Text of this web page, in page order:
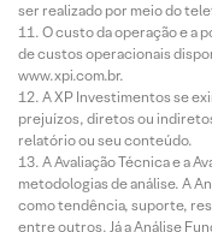
ser realizado por meio do
O custo da operação e a
de custos operacionais
www.xpi.com.br.
A XP Investimentos se
prejuízos, diretos ou
relatório ou seu conteúdo.
A Avaliação Técnica e a
metodologias de análise. A
como tendência, suporte,
entre outros. Já a Análise